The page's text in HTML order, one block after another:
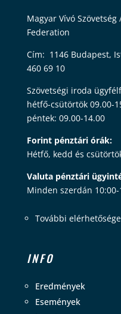
Magyar Vívó
Federation
Cím: 1146 Budapest,
460 69 10
Szövetségi iroda
hétfő-csütörtök 09.00-
péntek: 09.00-14.00
Forint pénztári órák:
Hétfő, kedd és
Valuta pénztári
Minden szerdán 10:00-
További
INFO
Eredmények
Események